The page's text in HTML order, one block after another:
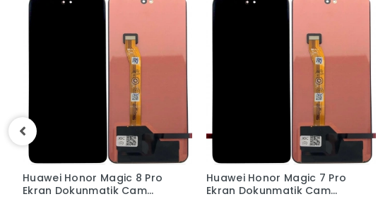
Huawei Honor Magic 7 Pro
Ekran Dokunmatik Cam
Huawei Mate 50 Pro Çıtalı
Ekran Dokunmatik Cam